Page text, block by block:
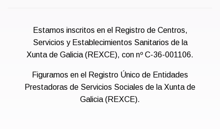
Estamos inscritos en el Registro de Centros,
Servicios y Establecimientos Sanitarios de la
Xunta de Galicia (REXCE), con nº C-36-001106.
Figuramos en el Registro Único de Entidades
Prestadoras de Servicios Sociales de la Xunta de
Galicia (REXCE).